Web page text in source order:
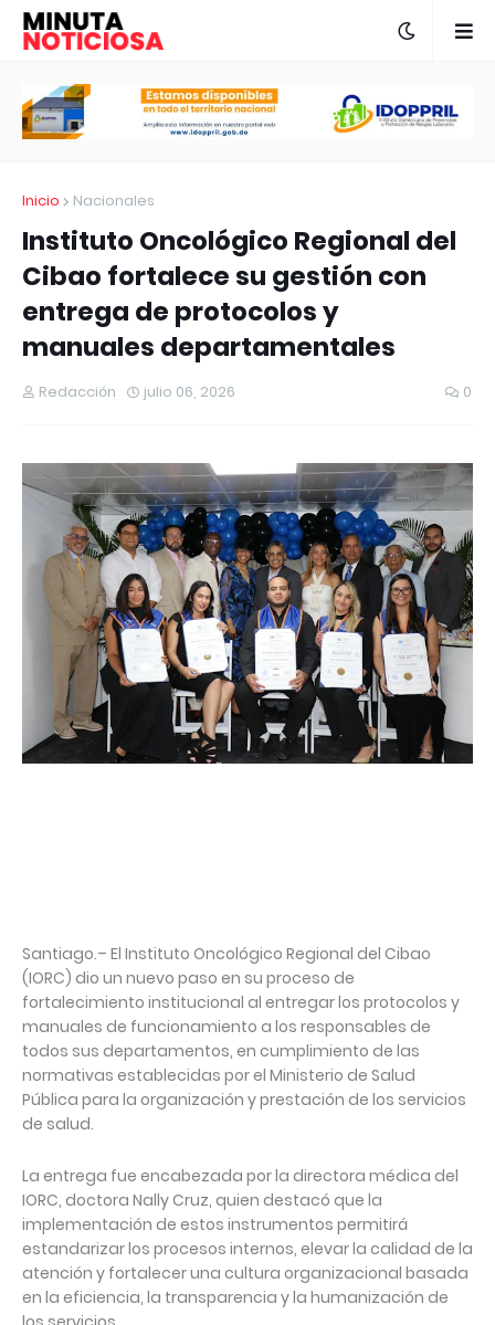
Inicio Nacionales
Instituto Oncológico Regional del
Cibao fortalece su gestión con
entrega de protocolos y
manuales departamentales
Redacción julio 06, 2026 0
Santiago.– El Instituto Oncológico Regional del Cibao
(IORC) dio un nuevo paso en su proceso de
fortalecimiento institucional al entregar los protocolos y
manuales de funcionamiento a los responsables de
todos sus departamentos, en cumplimiento de las
normativas establecidas por el Ministerio de Salud
Pública para la organización y prestación de los servicios
de salud.
La entrega fue encabezada por la directora médica del
IORC, doctora Nally Cruz, quien destacó que la
implementación de estos instrumentos permitirá
estandarizar los procesos internos, elevar la calidad de la
atención y fortalecer una cultura organizacional basada
en la eficiencia, la transparencia y la humanización de